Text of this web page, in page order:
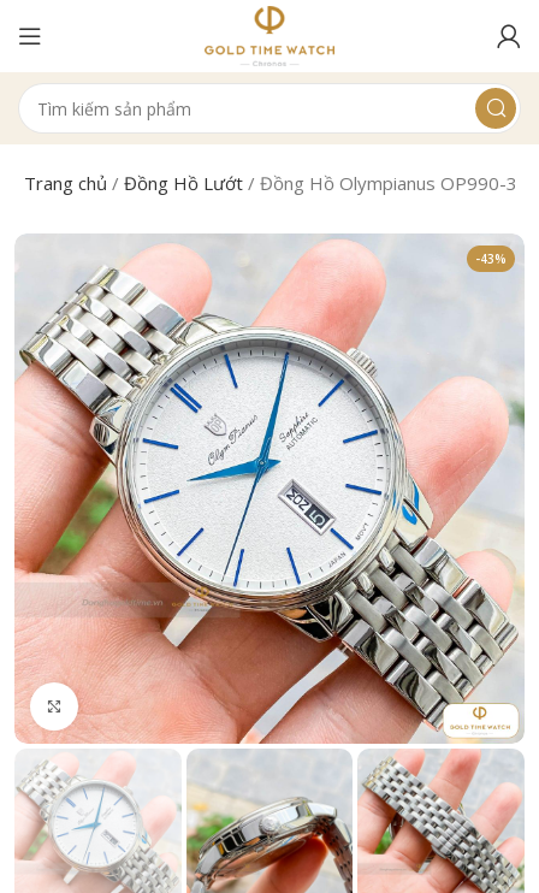
Trang chủ /Đồng Hồ Lướt /Đồng Hồ Olympianus OP990-
-43%
Click to enlarge